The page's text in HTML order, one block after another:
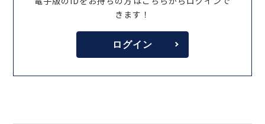
きます！
ログイン